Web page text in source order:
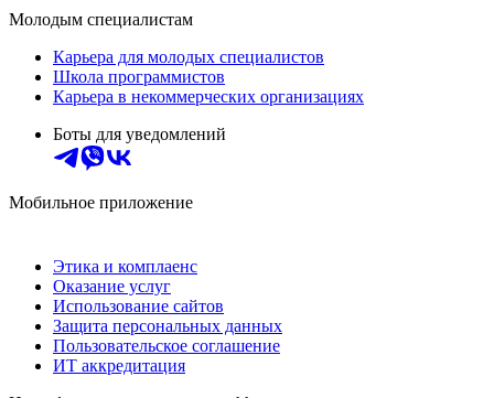
Молодым специалистам
Карьера для молодых специалистов
Школа программистов
Карьера в некоммерческих организациях
Боты для уведомлений
Мобильное приложение
Этика и комплаенс
Оказание услуг
Использование сайтов
Защита персональных данных
Пользовательское соглашение
ИТ аккредитация